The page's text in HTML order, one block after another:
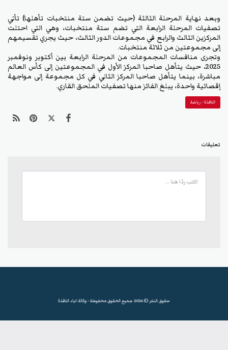
وبعد نهاية المرحلة الثالثة (حيث تضمن ستة منتخبات تأهلها) تأتي
تصفيات المرحلة الرابعة التي تضم ستة منتخبات، وهي التي احتلت
المركزين الثالث والرابع في مجموعات الدور الثالث، حيث يجري تقسيمهم
إلى مجموعتين من ثلاثة منتخبات.
وتجرى منافسات المجموعات من المرحلة الرابعة بين أكتوبر ونوفمبر
2025، حيث يتأهل صاحبا المركز الأول في المجموعتين إلى كأس العالم
مباشرة، بينما يتأهل صاحبا المركز الثاني في كل مجموعة إلى مواجهة
إقصائية واحدة، يبلغ الفائز منها تصفيات الملحق القاري.
النافذة - رياضة
تعليقات
حقوق النشر © 2026 جميع الحقوق محفوظة - وكالة انباء النافذة